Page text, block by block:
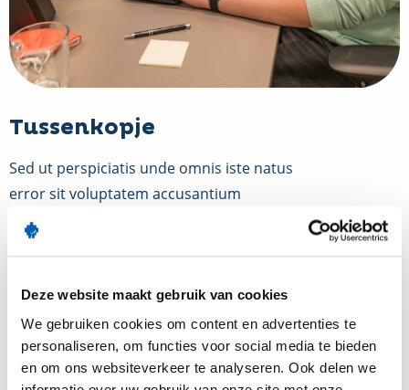
Deze website maakt gebruik van cookies
We gebruiken cookies om content en advertenties te
personaliseren, om functies voor social media te bieden
en om ons websiteverkeer te analyseren. Ook delen we
Tussenkopje
Sed ut perspiciatis unde omnis iste natus
error sit voluptatem accusantium
doloremque laudantium, totam rem
aperiam, eaque ipsa quae ab illo inventore
dicta sunt explicabo. Nemo enim ipsam
voluptatem quia voluptas.
Titel kop